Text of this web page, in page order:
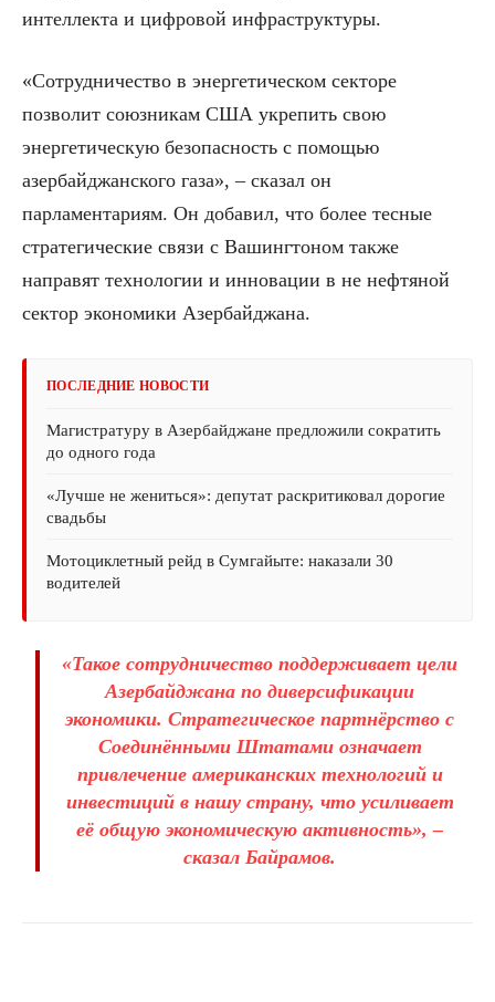
интеллекта и цифровой инфраструктуры.
«Сотрудничество в энергетическом секторе
позволит союзникам США укрепить свою
энергетическую безопасность с помощью
азербайджанского газа», – сказал он
парламентариям. Он добавил, что более тесные
стратегические связи с Вашингтоном также
направят технологии и инновации в не нефтяной
сектор экономики Азербайджана.
ПОСЛЕДНИЕ НОВОСТИ
Магистратуру в Азербайджане предложили сократить
до одного года
«Лучше не жениться»: депутат раскритиковал дорогие
свадьбы
Мотоциклетный рейд в Сумгайыте: наказали 30
водителей
«Такое сотрудничество поддерживает цели
Азербайджана по диверсификации
экономики. Стратегическое партнёрство с
Соединёнными Штатами означает
привлечение американских технологий и
инвестиций в нашу страну, что усиливает
её общую экономическую активность», –
сказал Байрамов.